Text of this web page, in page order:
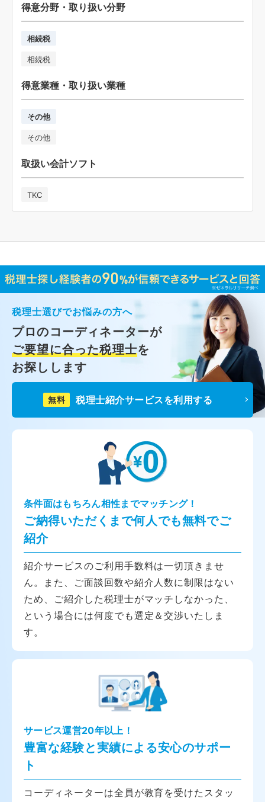
得意分野・取り扱い分野
相続税
相続税
得意業種・取り扱い業種
その他
その他
取扱い会計ソフト
TKC
税理士選びでお悩みの方へ
プロのコーディネーターが
ご要望に合った税理士を
お探しします
無料 税理士紹介サービスを利用する
条件面はもちろん相性までマッチング！
ご納得いただくまで何人でも無料でご
紹介
紹介サービスのご利用手数料は一切頂きませ
ん。また、ご面談回数や紹介人数に制限はない
ため、ご紹介した税理士がマッチしなかった、
という場合には何度でも選定＆交渉いたしま
す。
サービス運営20年以上！
豊富な経験と実績による安心のサポー
ト
コーディネーターは全員が教育を受けたスタッ